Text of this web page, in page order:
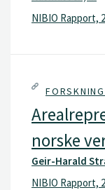
NIBIO Rapport,
norske
Geir-Harald
NIBIO Rapport,